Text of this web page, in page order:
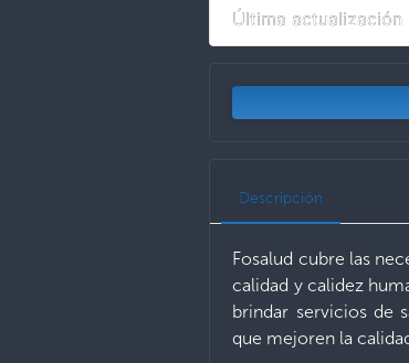
Última actualización
Descripción
Fosalud cubre las
calidad y calidez
brindar servicios de
que mejoren la